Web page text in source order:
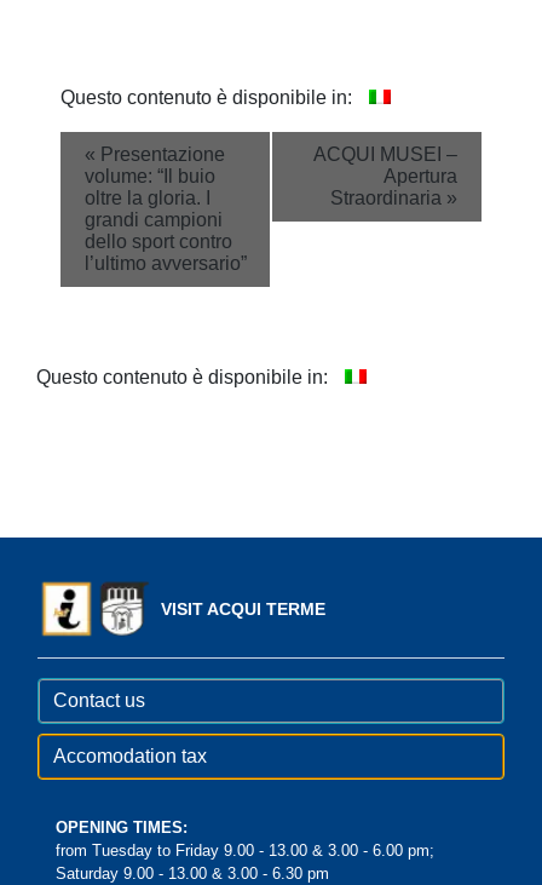
Questo contenuto è disponibile in:
Event
Navigation
« Presentazione
volume: “Il buio
oltre la gloria. I
grandi campioni
dello sport contro
l’ultimo avversario”
ACQUI MUSEI –
Apertura
Straordinaria »
Questo contenuto è disponibile in:
VISIT ACQUI TERME
Contact us
Accomodation tax
OPENING TIMES:
from Tuesday to Friday 9.00 - 13.00 & 3.00 - 6.00 pm;
Saturday 9.00 - 13.00 & 3.00 - 6.30 pm